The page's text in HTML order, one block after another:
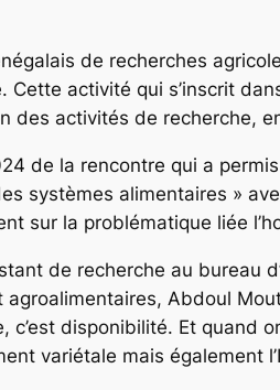
de recherches
Cette activité qui s’inscrit
des activités de recherche,
de la rencontre qui a
systèmes alimentaires »
sur la problématique liée
de recherche au bureau
agroalimentaires, Abdoul
c’est disponibilité. Et quand
variétale mais également